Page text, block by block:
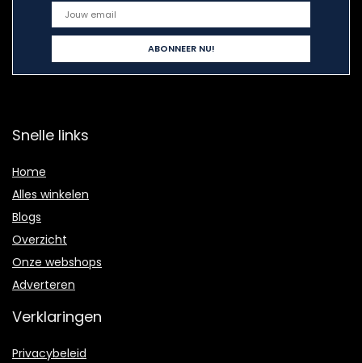
Snelle links
Home
Alles winkelen
Blogs
Overzicht
Onze webshops
Adverteren
Verklaringen
Privacybeleid